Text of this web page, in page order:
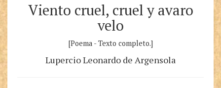
Viento cruel, cruel y avaro
velo
[Poema - Texto completo.]
Lupercio Leonardo de Argensola